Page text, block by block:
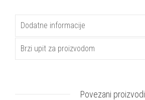
Dodatne informacije
Brzi upit za proizvodom
Povezani proizvodi